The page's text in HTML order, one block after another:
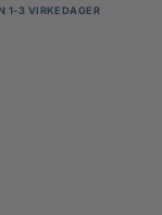
1-3 VIRKEDAGER